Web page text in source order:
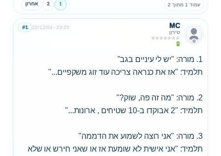
עמוד 1 מתוך 2 1
2 אחרון
MC
טירון
22/12/04 23:20
#1
1. מורה: "יש לי עיניים בגב"
תלמיד: "אז את כנראה צריכה עוד זוג משקפיים..."
2. מורה: "מה זה פה, שוק?"
תלמיד: "2 אבוקדו ב-10 שטיחים , ארונות..."
3. מורה: "אני רוצה לשמוע את הדממה"
תלמיד: "אני אישית לא שומעת אז או שאני חירש או שלא